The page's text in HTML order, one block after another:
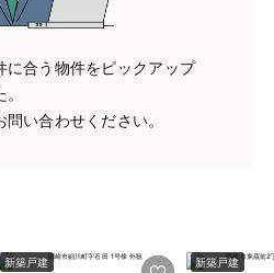
に合う物件をピックアップ
い合わせください。
新築戸建 新築戸建